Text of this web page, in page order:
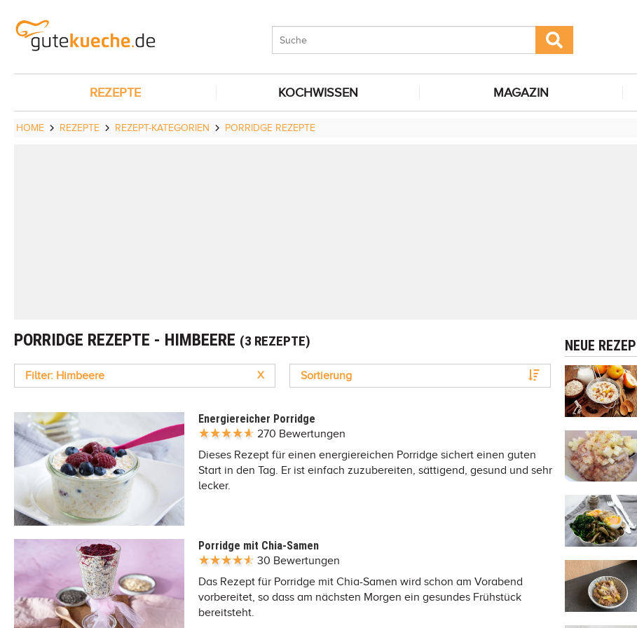
REZEPTE KOCHWISSEN MAGAZIN
HOME REZEPTE REZEPT-KATEGORIEN PORRIDGE REZEPTE
PORRIDGE REZEPTE - HIMBEERE (3 REZEPTE)
Filter: Himbeere X Sortierung
Energiereicher Porridge
270 Bewertungen
Dieses Rezept für einen energiereichen Porridge sichert einen guten
Start in den Tag. Er ist einfach zuzubereiten, sättigend, gesund und sehr
lecker.
Porridge mit Chia-Samen
30 Bewertungen
Das Rezept für Porridge mit Chia-Samen wird schon am Vorabend
vorbereitet, so dass am nächsten Morgen ein gesundes Frühstück
bereitsteht.
NEUE